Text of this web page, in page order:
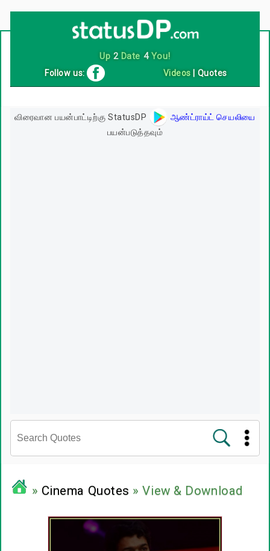
Up 2Date 4You!
Follow us: Videos Quotes
விரைவான பயன்பாட்டிற்கு StatusDP
ஆண்ட்ராய்ட் செயலியை
பயன்படுத்தவும்
» Cinema Quotes » View & Download